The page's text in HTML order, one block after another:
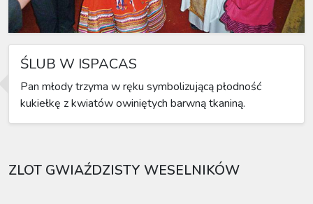
ŚLUB W ISPACAS
Pan młody trzyma w ręku symbolizującą płodność
kukiełkę z kwiatów owiniętych barwną tkaniną.
ZLOT GWIAŹDZISTY WESELNIKÓW